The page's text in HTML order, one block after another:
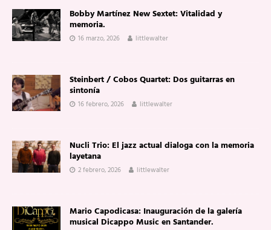
Bobby Martínez New Sextet: Vitalidad y
memoria.
16 marzo, 2026 littlewalter
Steinbert / Cobos Quartet: Dos guitarras en
sintonía
16 febrero, 2026 littlewalter
Nucli Trio: El jazz actual dialoga con la memoria
layetana
2 febrero, 2026 littlewalter
Mario Capodicasa: Inauguración de la galería
musical Dicappo Music en Santander.